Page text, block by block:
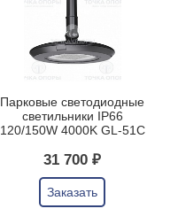
Парковые светодиодные
светильники IP66
120/150W 4000K GL-51C
31 700 ₽
Заказать